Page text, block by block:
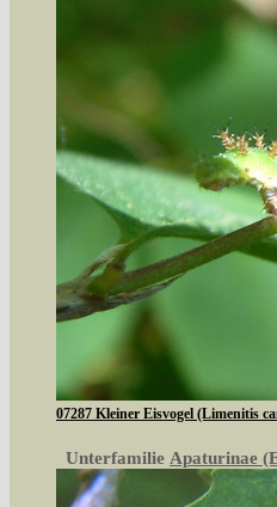
07287 Kleiner Eisvogel (Limenitis
Unterfamilie Apaturinae